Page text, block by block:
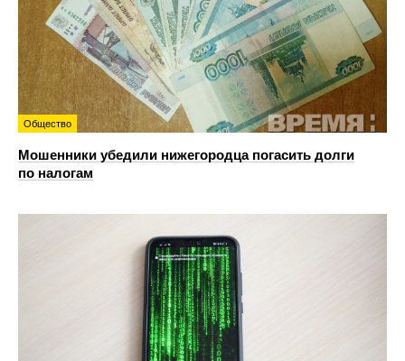
Общество
Мошенники убедили нижегородца погасить долги
по налогам